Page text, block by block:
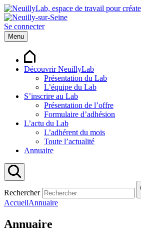
Se connecter
Menu
Découvrir NeuillyLab
Présentation du Lab
L’équipe du Lab
S’inscrire au Lab
Présentation de l’offre
Formulaire d’adhésion
L’actu du Lab
L’adhérent du mois
Toute l’actualité
Annuaire
Rechercher
AccueilAnnuaire
Annuaire